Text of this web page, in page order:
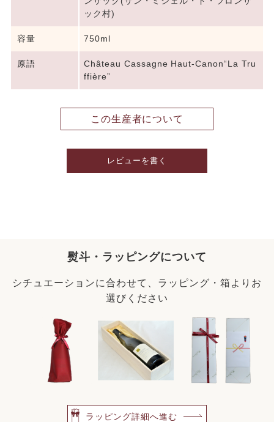
ック村)
容量 750ml
原語
Château Cassagne Haut-Canon“La Tru
ffière”
この生産者について
レビューを書く
熨斗・ラッピングについて
シチュエーションに合わせて、ラッピング・箱よりお
選びください
ラッピング詳細へ進む